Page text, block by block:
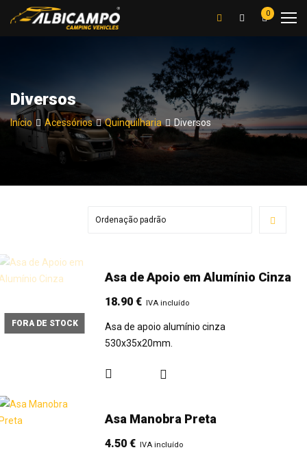
0
Diversos
Início Acessórios Quinquilharia Diversos
FORA DE STOCK
Asa de Apoio em Alumínio Cinza
18.90€ IVA incluído
Asa de apoio alumínio cinza
530x35x20mm.
Asa Manobra Preta
4.50€ IVA incluído